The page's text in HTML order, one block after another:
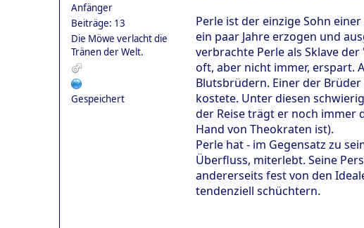
Anfänger
Beiträge: 13
Die Möwe verlacht die
Tränen der Welt.
Gespeichert
Perle ist der einzige Sohn
ein paar Jahre erzogen und
verbrachte Perle als Sklave
oft, aber nicht immer, erspart.
Blutsbrüdern. Einer der
kostete. Unter diesen
der Reise trägt er noch immer
Hand von Theokraten ist).
Perle hat - im Gegensatz zu
Überfluss, miterlebt. Seine
andererseits fest von den
tendenziell schüchtern.